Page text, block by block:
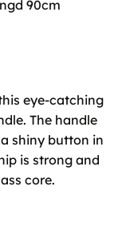
90cm
eye-catching
The handle
shiny button in
is strong and
core.